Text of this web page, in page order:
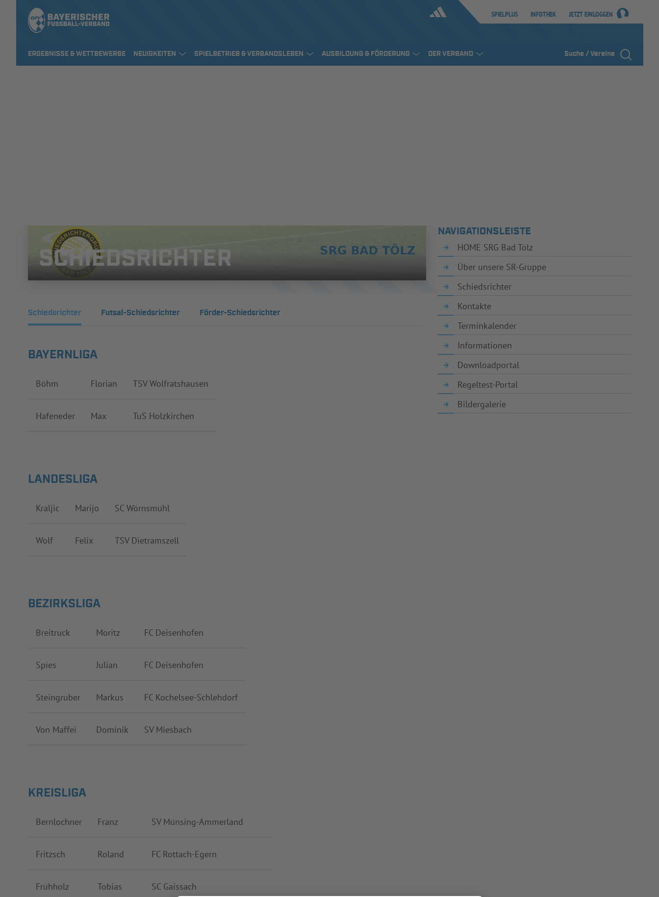
SPIELPLUS INFOTHEK JETZT EINLOGGEN
ERGEBNISSE & WETTBEWERBE NEUIGKEITEN SPIELBETRIEB & VERBANDSLEBEN AUSBILDUNG & FÖRDERUNG DER VERBAND Suche / Vereine
SCHIEDSRICHTER
Schiedsrichter Futsal-Schiedsrichter Förder-Schiedsrichter
BAYERNLIGA
Böhm Florian TSV Wolfratshausen
Hafeneder Max TuS Holzkirchen
LANDESLIGA
Kraljic Marijo SC Wörnsmühl
Wolf Felix TSV Dietramszell
BEZIRKSLIGA
Breitruck Moritz FC Deisenhofen
Spies Julian FC Deisenhofen
Steingruber Markus FC Kochelsee-Schlehdorf
Von Maffei Dominik SV Miesbach
KREISLIGA
Bernlochner Franz SV Münsing-Ammerland
Fritzsch Roland FC Rottach-Egern
Frühholz Tobias SC Gaissach
NAVIGATIONSLEISTE
HOME SRG Bad Tölz
Über unsere SR-Gruppe
Schiedsrichter
Kontakte
Terminkalender
Informationen
Downloadportal
Regeltest-Portal
Bildergalerie